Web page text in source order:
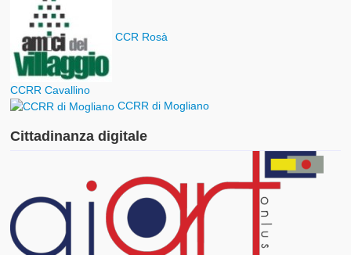
CCR Rosà
CCRR Cavallino
CCRR di Mogliano
Cittadinanza digitale